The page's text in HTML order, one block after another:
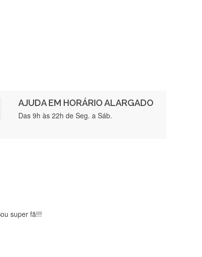
AJUDA EM HORÁRIO ALARGADO
Das 9h às 22h de Seg. a Sáb.
, serviço 5 estrelas
super fã!!!